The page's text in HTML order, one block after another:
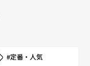
#定番・人気